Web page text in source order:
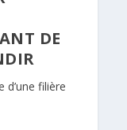
DE
d’une filière